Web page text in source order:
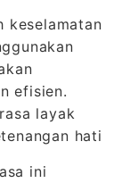
keselamatan
efisien.
layak
hati
ini